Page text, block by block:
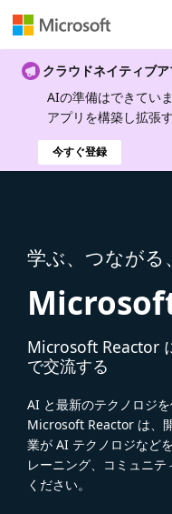
クラウドネイティブ
AIの準備はできてい
アプリを構築し拡張
今すぐ登録
学ぶ、つながる
Microsoft Reactor
で交流する
AI と最新のテクノロジ
Microsoft Reactor は、
業が AI テクノロジなど
レーニング、コミュニ
ください。